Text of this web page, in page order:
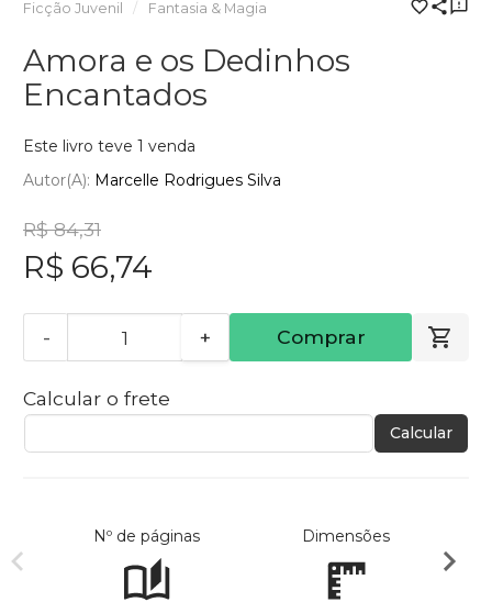
Ficção Juvenil Fantasia & Magia
Amora e os Dedinhos
Encantados
Este livro teve 1 venda
Autor(a): Marcelle Rodrigues Silva
R$ 84,31
R$ 66,74
- + Comprar
Calcular o frete
Calcular
Nº de páginas Dimensões